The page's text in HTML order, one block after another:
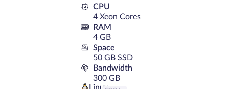
CPU
4 Xeon Cores
RAM
4 GB
Space
50 GB SSD
Bandwidth
300 GB